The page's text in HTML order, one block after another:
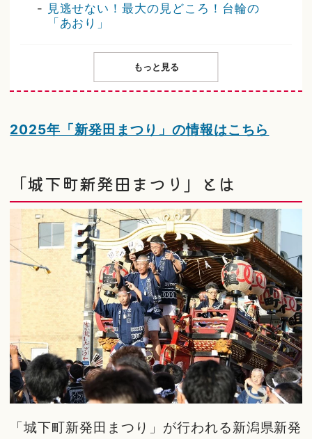
- 見逃せない！最大の見どころ！台輪の
「あおり」
もっと見る
2025年「新発田まつり」の情報はこちら
「城下町新発田まつり」とは
「城下町新発田まつり」が行われる新潟県新発